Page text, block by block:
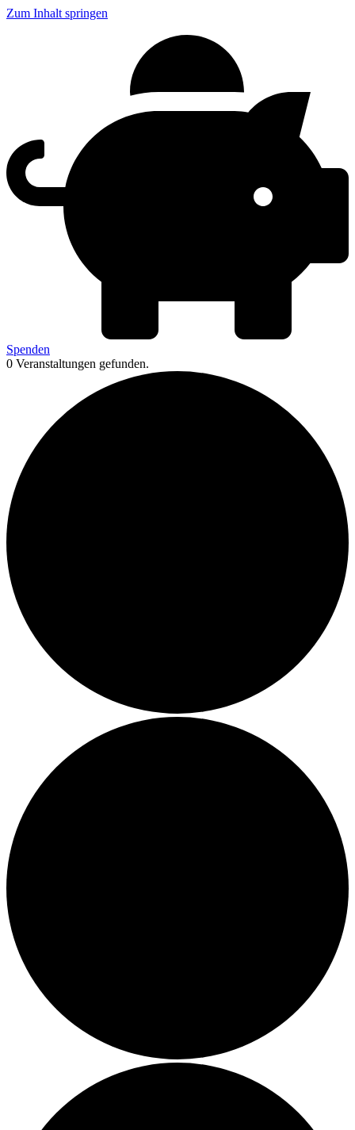
Zum Inhalt springen
Spenden
0 Veranstaltungen gefunden.